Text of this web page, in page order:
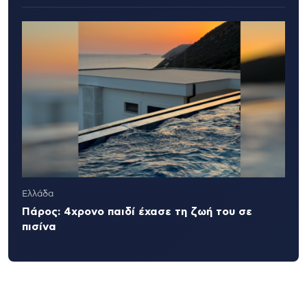
Ελλάδα
Πάρος: 4χρονο παιδί έχασε τη ζωή του σε
πισίνα